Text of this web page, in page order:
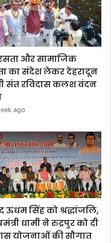
और सामाजिक
का संदेश लेकर देहरादून
संत रविदास कलश वंदन
ago
ऊधम सिंह को श्रद्धांजलि,
धामी ने रुद्रपुर को दी
योजनाओं की सौगात